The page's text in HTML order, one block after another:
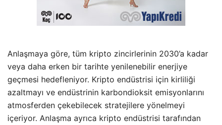
Anlaşmaya göre, tüm kripto zincirlerinin 2030’a kadar
veya daha erken bir tarihte yenilenebilir enerjiye
geçmesi hedefleniyor. Kripto endüstrisi için kirliliği
azaltmayı ve endüstrinin karbondioksit emisyonlarını
atmosferden çekebilecek stratejilere yönelmeyi
içeriyor. Anlaşma ayrıca kripto endüstrisi tarafından